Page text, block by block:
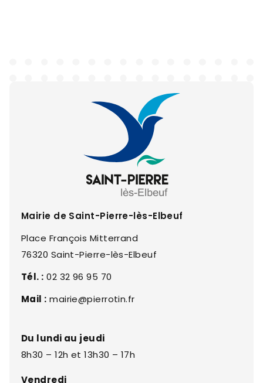
Mairie de Saint-Pierre-lès-Elbeuf
Place François Mitterrand
76320 Saint-Pierre-lès-Elbeuf
Tél. : 02 32 96 95 70
Mail : mairie@pierrotin.fr
Du lundi au jeudi
8h30 – 12h et 13h30 – 17h
Vendredi